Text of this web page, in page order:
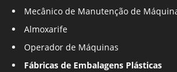
Mecânico de Manutenção de
Almoxarife
Operador de Máquinas
Fábricas de Embalagens Plásticas